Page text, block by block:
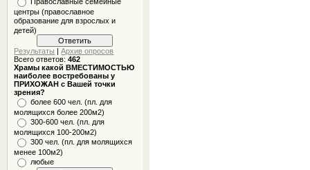
центры (православное
образование для взрослых и
детей)
Результаты |Архив опросов
Всего ответов:462
Храмы какой ВМЕСТИМОСТЬЮ
наиболее востребованы у
ПРИХОЖАН с Вашей точки
зрения?
более 600 чел. (пл. для
молящихся более 200м2)
300-600 чел. (пл. для
молящихся 100-200м2)
300 чел. (пл. для молящихся
менее 100м2)
любые